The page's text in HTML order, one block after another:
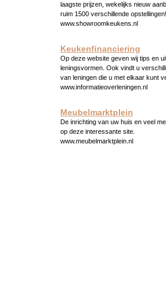
laagste prijzen, wekelijks nieuw
ruim 1500 verschillende opstellingen!
www.showroomkeukens.nl
Keukenfinanciering
Op deze website geven wij tips en
leningsvormen. Ook vindt u
van leningen die u met elkaar kunt
www.informatieoverleningen.nl
Meubelmarktplein
De inrichting van uw huis en veel
op deze interessante site.
www.meubelmarktplein.nl